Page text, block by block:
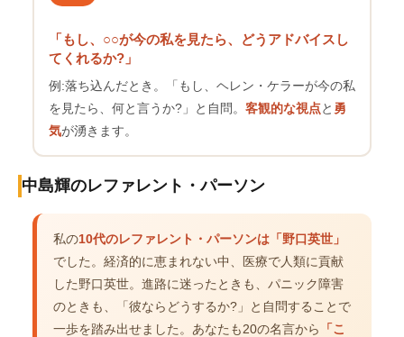
「もし、○○が今の私を見たら、どうアドバイスし
てくれるか?」
例:落ち込んだとき。「もし、ヘレン・ケラーが今の私
を見たら、何と言うか?」と自問。 客観的な視点と 勇
気が湧きます。
中島輝のレファレント・パーソン
私の10代のレファレント・パーソンは「野口英世」
でした。経済的に恵まれない中、医療で人類に貢献
した野口英世。進路に迷ったときも、パニック障害
のときも、「彼ならどうするか?」と自問することで
一歩を踏み出せました。あなたも20の名言から
「こ